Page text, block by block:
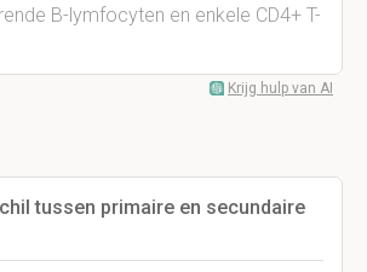
B-lymfocyten en enkele CD4+ T-
Krijg hulp van AI
tussen primaire en secundaire